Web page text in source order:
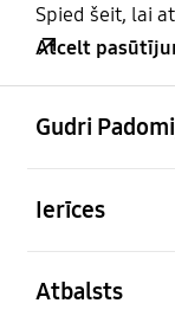
Spied šeit, lai
Atcelt
Gudri
Ierīces
Atbalsts